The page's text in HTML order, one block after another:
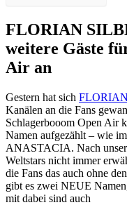
FLORIAN
weitere Gäste
Air an
Gestern hat sich
Kanälen an die Fans
Schlagerbooom Open Air
Namen aufgezählt – wie
ANASTACIA. Nach
Weltstars nicht immer
die Fans das auch ohne
gibt es zwei NEUE
mit dabei sind auch